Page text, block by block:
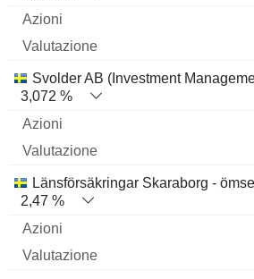
Svolder AB (Investment
3,072 %
Länsförsäkringar Skaraborg -
2,47 %